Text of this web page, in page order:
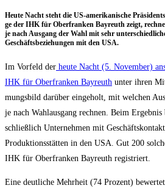
Heu­te Nacht steht die US-ame­ri­ka­ni­sche
ge der IHK für Ober­fran­ken Bay­reuth zeigt,
je nach Aus­gang der Wahl mit sehr
Geschäfts­be­zie­hun­gen mit den USA.
Im Vor­feld der heu­te Nacht (5. Novem­ber)
IHK für Ober­fran­ken Bay­reuth unter ihren
mungs­bild dar­über ein­ge­holt, mit wel­chen
je nach Wahl­aus­gang rech­nen. Beim
schließ­lich Unter­neh­men mit
Pro­duk­ti­ons­stät­ten in den USA. Gut 200
IHK für Ober­fran­ken Bay­reuth registriert.
Eine deut­li­che Mehr­heit (74 Pro­zent)